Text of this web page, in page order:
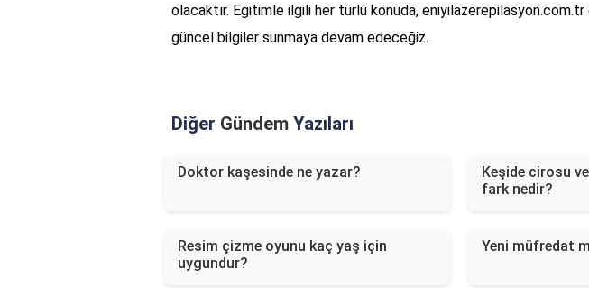
olacaktır. Eğitimle ilgili her türlü konuda,
güncel bilgiler sunmaya devam edeceğiz.
Diğer Gündem Yazıları
Doktor kaşesinde ne yazar?
Keşide cirosu
fark nedir?
Resim çizme oyunu kaç yaş için
uygundur?
Yeni müfredat